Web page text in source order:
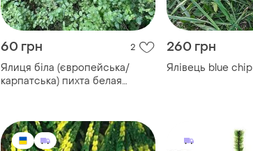
60 грн 2
Ялиця біла (європейська/
карпатська) пихта белая
260 грн
Ялівець blue chip